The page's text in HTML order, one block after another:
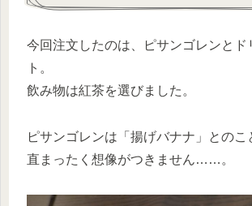
今回注文したのは、ピサンゴレンとド
ト。
飲み物は紅茶を選びました。
ピサンゴレンは「揚げバナナ」とのこ
直まったく想像がつきません……。